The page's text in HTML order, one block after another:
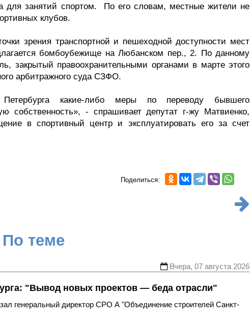
для занятий спортом. По его словам, местные жители не
клубов.
зрения транспортной и пешеходной доступности мест
бомбоубежище на Любанском пер., 2. По данному
закрытый правоохранительными органами в марте этого
арбитражного суда СЗФО.
Петербурга какие-либо меры по переводу бывшего
собственность», - спрашивает депутат г-жу Матвиенко,
в спортивный центр и эксплуатировать его за счет
Поделиться:
По теме
Вчера, 07 августа 2026
"Вывод новых проектов — беда отрасли"
генеральный директор СРО А "Объединение строителей Санкт-